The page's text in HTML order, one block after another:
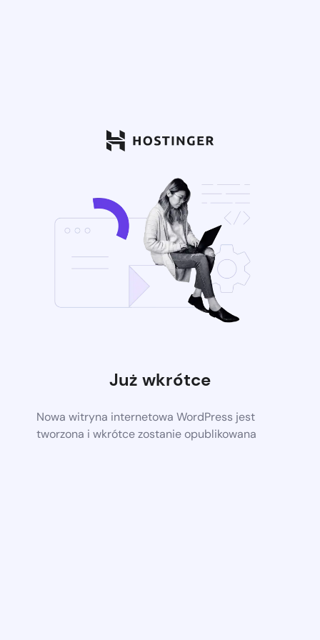
Już wkrótce
Nowa witryna internetowa WordPress jest
tworzona i wkrótce zostanie opublikowana